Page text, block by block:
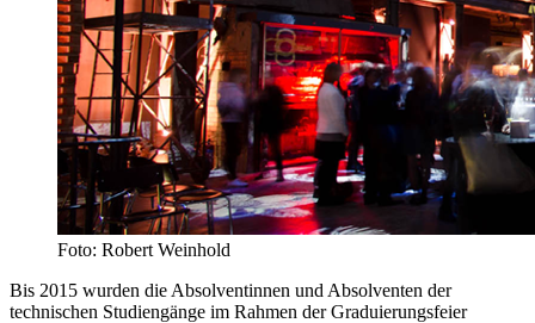
Foto: Robert Weinhold
Bis 2015 wurden die Absolventinnen und Absolventen der
technischen Studiengänge im Rahmen der Graduierungsfeier